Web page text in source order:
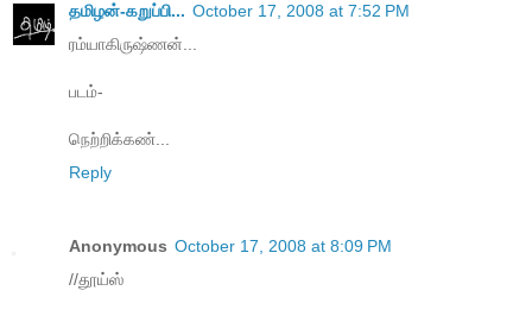
தமிழன்-கறுப்பி... October 17, 2008 at 7:52 PM
ரம்யாகிருஷ்ணன்...
படம்-
நெற்றிக்கண்...
Reply
Anonymous October 17, 2008 at 8:09 PM
//தூய்ஸ்